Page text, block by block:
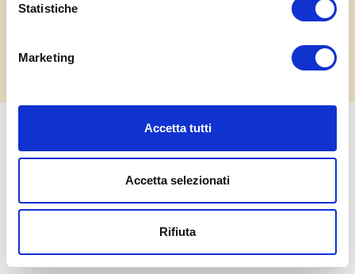
Statistiche
Marketing
Accetta tutti
Accetta selezionati
Rifiuta
Tel 045/7300089 Cap. Soc. € 75.000,00 i.v. - REA di Verona 326481 Cod. fisc. e P.IVA
Credits